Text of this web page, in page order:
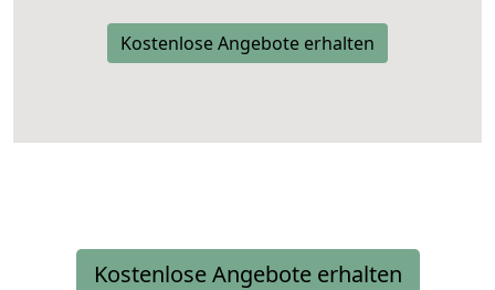
Kostenlose Angebote erhalten
Kostenlose Angebote erhalten